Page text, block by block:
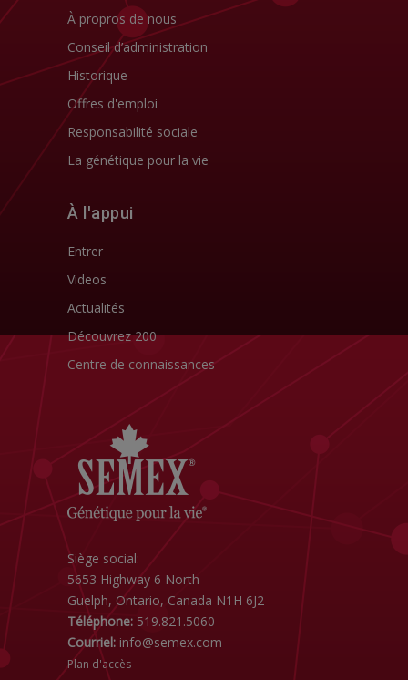
À propros de nous
Conseil d’administration
Historique
Offres d'emploi
Responsabilité sociale
La génétique pour la vie
À l'appui
Entrer
Videos
Actualités
Découvrez 200
Centre de connaissances
Siège social:
5653 Highway 6 North
Guelph, Ontario, Canada N1H 6J2
Téléphone: 519.821.5060
Courriel: info@semex.com
Plan d'accès